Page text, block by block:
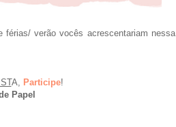
verão vocês acrescentariam nessa
A, Participe!
Papel